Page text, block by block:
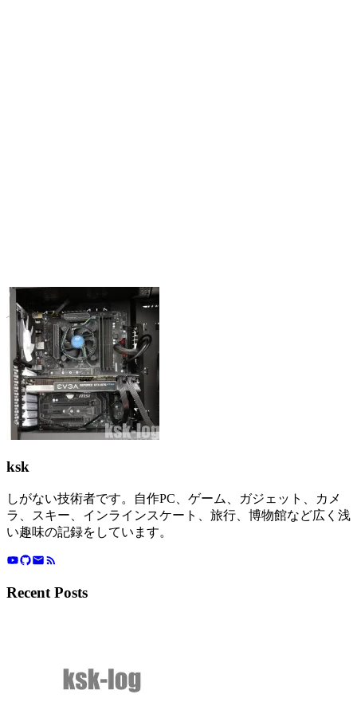
ksk
しがない技術者です。自作PC、ゲーム、ガジェット、カメ
ラ、スキー、インラインスケート、旅行、博物館など広く浅
い趣味の記録をしています。
Recent Posts